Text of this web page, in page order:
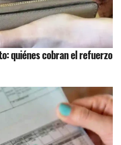
quiénes cobran el refuerzo